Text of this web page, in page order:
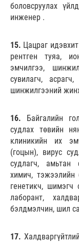
боловсруулах
инженер .
15. Цацраг
рентген туяа,
эмчилгээ,
сувилагч,
шинжилгээний
16. Байгалийн
судлах төвийн
клиникийн их
(гоцын), вирус
судлагч, амьтан
химич, тэжээлийн
генетикч, шимэгч
лаборант,
бэлдмэлчин, шил
17.